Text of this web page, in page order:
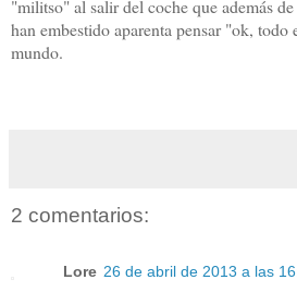
"militso" al salir del coche que además
han embestido aparenta pensar "ok,
mundo.
2 comentarios:
Lore 26 de abril de 2013 a las